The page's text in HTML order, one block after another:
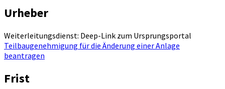
Urheber
Weiterleitungsdienst: Deep-Link zum Ursprungsportal
Teilbaugenehmigung für die Änderung einer Anlage
beantragen
Frist